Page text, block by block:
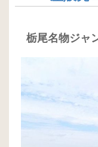
栃尾名物ジャ